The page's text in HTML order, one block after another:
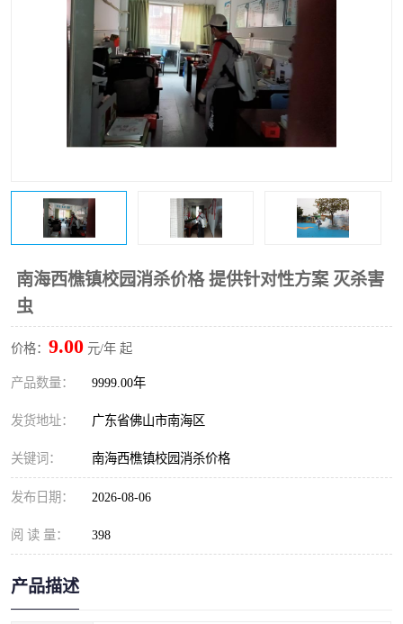
南海西樵镇校园消杀价格 提供针对性方案 灭杀害
虫
价格： 9.00 元/年 起
产品数量： 9999.00年
发货地址： 广东省佛山市南海区
关键词： 南海西樵镇校园消杀价格
发布日期： 2026-08-06
阅 读 量： 398
产品描述
校园消杀 园区消杀
害虫防治